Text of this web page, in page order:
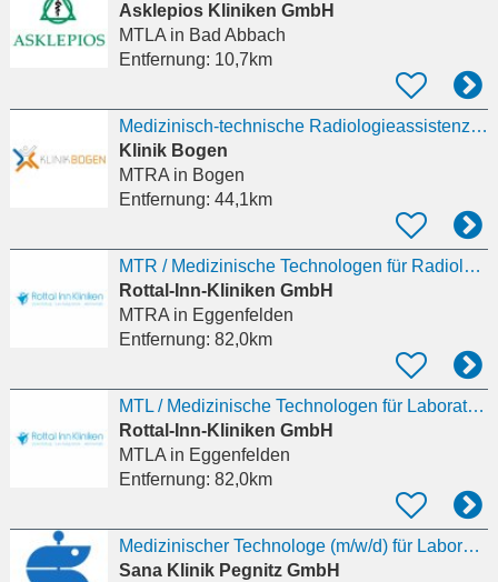
Asklepios Kliniken GmbH
MTLAin Bad Abbach
Entfernung: 10,7km
Medizinisch-technische Radiologieassistenz (m/w/d)
Klinik Bogen
MTRAin Bogen
Entfernung: 44,1km
MTR / Medizinische Technologen für Radiologie (m/w/d)
Rottal-Inn-Kliniken GmbH
MTRAin Eggenfelden
Entfernung: 82,0km
MTL / Medizinische Technologen für Laboratoriumsanalytik (m/w/d)
Rottal-Inn-Kliniken GmbH
MTLAin Eggenfelden
Entfernung: 82,0km
Medizinischer Technologe (m/w/d) für Laboratoriumsanalytik in Teilzeit
Sana Klinik Pegnitz GmbH